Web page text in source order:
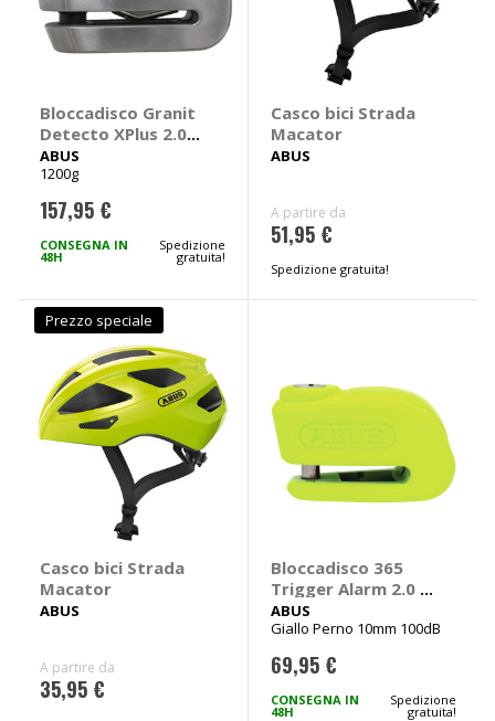
Bloccadisco Granit
Detecto XPlus 2.0 -
ABUS
ABUS
1200g
157,95 €
CONSEGNA IN
48H
Spedizione
gratuita!
Casco bici Strada
Macator
ABUS
A partire da
51,95 €
Spedizione gratuita!
Prezzo speciale
Casco bici Strada
Macator
ABUS
A partire da
35,95 €
Bloccadisco 365
Trigger Alarm 2.0 -
ABUS
ABUS
Giallo Perno 10mm 100dB
69,95 €
CONSEGNA IN
48H
Spedizione
gratuita!